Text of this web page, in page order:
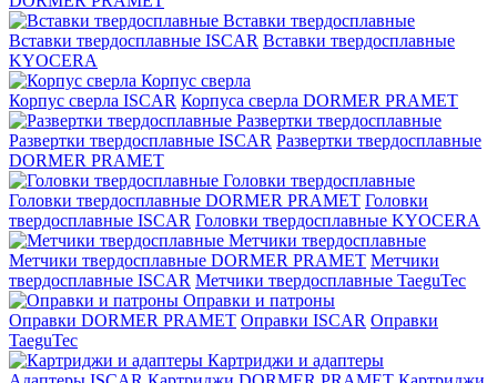
Вставки твердосплавные
Вставки твердосплавные ISCAR Вставки твердосплавные
KYOCERA
Корпус сверла
Корпус сверла ISCAR Корпуса сверла DORMER PRAMET
Развертки твердосплавные
Развертки твердосплавные ISCAR Развертки твердосплавные
DORMER PRAMET
Головки твердосплавные
Головки твердосплавные DORMER PRAMET Головки
твердосплавные ISCAR Головки твердосплавные KYOCERA
Метчики твердосплавные
Метчики твердосплавные DORMER PRAMET Метчики
твердосплавные ISCAR Метчики твердосплавные TaeguTec
Оправки и патроны
Оправки DORMER PRAMET Оправки ISCAR Оправки
TaeguTec
Картриджи и адаптеры